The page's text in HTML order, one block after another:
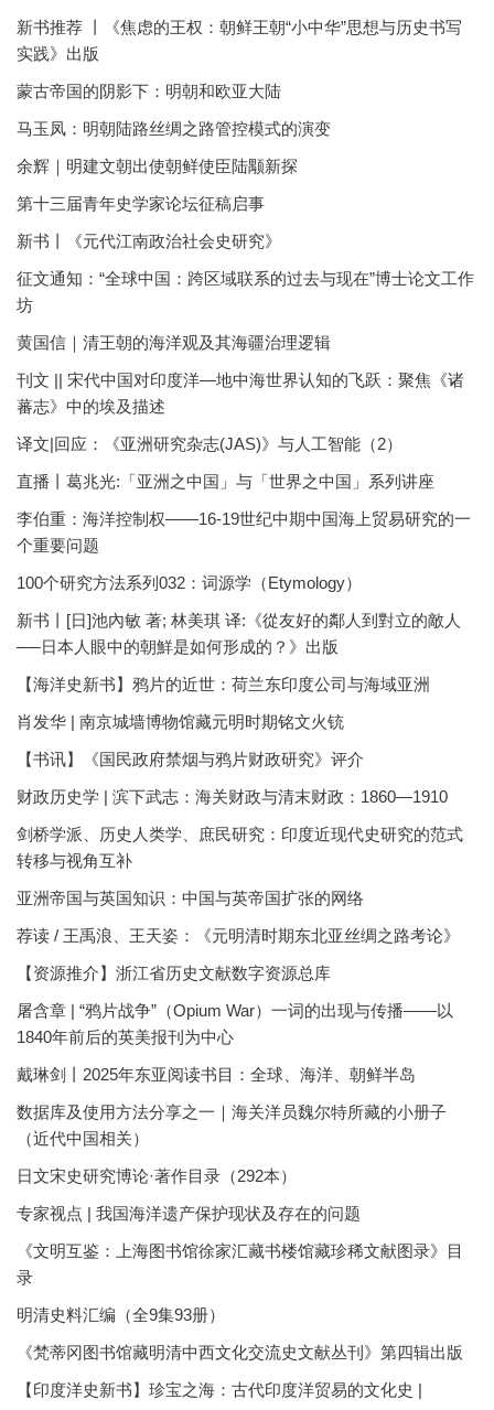
新书推荐 丨《焦虑的王权：朝鲜王朝“小中华”思想与历史书写
实践》出版
蒙古帝国的阴影下：明朝和欧亚大陆
马玉凤：明朝陆路丝绸之路管控模式的演变
余辉｜明建文朝出使朝鲜使臣陆颙新探
第十三届青年史学家论坛征稿启事
新书丨《元代江南政治社会史研究》
征文通知：“全球中国：跨区域联系的过去与现在”博士论文工作
坊
黄国信｜清王朝的海洋观及其海疆治理逻辑
刊文 || 宋代中国对印度洋—地中海世界认知的飞跃：聚焦《诸
蕃志》中的埃及描述
译文|回应：《亚洲研究杂志(JAS)》与人工智能（2）
直播丨葛兆光:「亚洲之中国」与「世界之中国」系列讲座
李伯重：海洋控制权——16-19世纪中期中国海上贸易研究的一
个重要问题
100个研究方法系列032：词源学（Etymology）
新书丨[日]池內敏 著; 林美琪 译:《從友好的鄰人到對立的敵人
──日本人眼中的朝鮮是如何形成的？》出版
【海洋史新书】鸦片的近世：荷兰东印度公司与海域亚洲
肖发华 | 南京城墙博物馆藏元明时期铭文火铳
【书讯】《国民政府禁烟与鸦片财政研究》评介
财政历史学 | 滨下武志：海关财政与清末财政：1860—1910
剑桥学派、历史人类学、庶民研究：印度近现代史研究的范式
转移与视角互补
亚洲帝国与英国知识：中国与英帝国扩张的网络
荐读 / 王禹浪、王天姿：《元明清时期东北亚丝绸之路考论》
【资源推介】浙江省历史文献数字资源总库
屠含章 | “鸦片战争”（Opium War）一词的出现与传播——以
1840年前后的英美报刊为中心
戴琳剑丨2025年东亚阅读书目：全球、海洋、朝鲜半岛
数据库及使用方法分享之一｜海关洋员魏尔特所藏的小册子
（近代中国相关）
日文宋史研究博论·著作目录（292本）
专家视点 | 我国海洋遗产保护现状及存在的问题
《文明互鉴：上海图书馆徐家汇藏书楼馆藏珍稀文献图录》目
录
明清史料汇编（全9集93册）
《梵蒂冈图书馆藏明清中西文化交流史文献丛刊》第四辑出版
【印度洋史新书】珍宝之海：古代印度洋贸易的文化史 |